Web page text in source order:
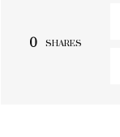
0 SHARES